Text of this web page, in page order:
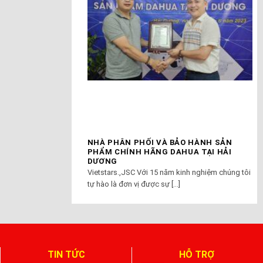
NHÀ PHÂN PHỐI VÀ BẢO HÀNH SẢN
PHẨM CHÍNH HÃNG DAHUA TẠI HẢI
DƯƠNG
Vietstars.,JSC Với 15 năm kinh nghiệm chúng tôi
tự hào là đơn vị được sự [...]
TIN TỨC HỖ TRỢ